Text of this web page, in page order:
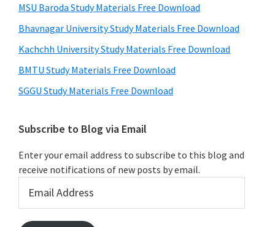
MSU Baroda Study Materials Free Download
Bhavnagar University Study Materials Free Download
Kachchh University Study Materials Free Download
BMTU Study Materials Free Download
SGGU Study Materials Free Download
Subscribe to Blog via Email
Enter your email address to subscribe to this blog and
receive notifications of new posts by email.
Address